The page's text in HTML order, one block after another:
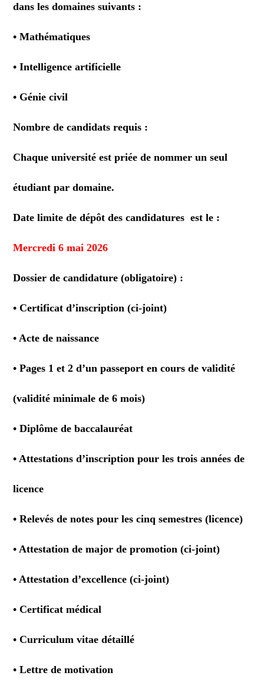
dans les domaines suivants :
• Mathématiques
• Intelligence artificielle
• Génie civil
Nombre de candidats requis :
Chaque université est priée de nommer un seul
étudiant par domaine.
Date limite de dépôt des candidatures est le :
Mercredi 6 mai 2026
Dossier de candidature (obligatoire) :
• Certificat d’inscription (ci-joint)
• Acte de naissance
• Pages 1 et 2 d’un passeport en cours de validité
(validité minimale de 6 mois)
• Diplôme de baccalauréat
• Attestations d’inscription pour les trois années de
licence
• Relevés de notes pour les cinq semestres (licence)
• Attestation de major de promotion (ci-joint)
• Attestation d’excellence (ci-joint)
• Certificat médical
• Curriculum vitae détaillé
• Lettre de motivation